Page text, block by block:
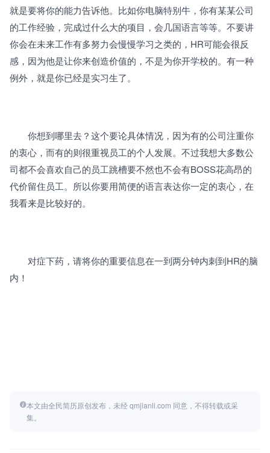
就是要将你的能力告诉他。比如你电脑特别牛，你有某某公司
的工作经验，完成过什么大的项目，会几国语言等等。不要讲
你会在未来工作有多努力会慢慢学习之类的，HR可能会很反
感，因为他是让你来创造价值的，不是为你开学校的。有一种
例外，就是你已经是实习生了。
你想到哪里去？这个要论具体情况，因为有的公司注重你
的衷心，而有的则很重视员工的个人发展。不过我想大多数公
司都不会喜欢自己的员工跳槽要不然也不会有BOSS花高昂的
代价留住员工。所以你要用简便的语言表达你一定的衷心，在
我看来是比较好的。
对症下药，请将你的重要信息在一到两分钟内刺到HR的脑
内！
本文由全民简历原创发布，未经 qmjianli.com 同意，不得转载或采
集。